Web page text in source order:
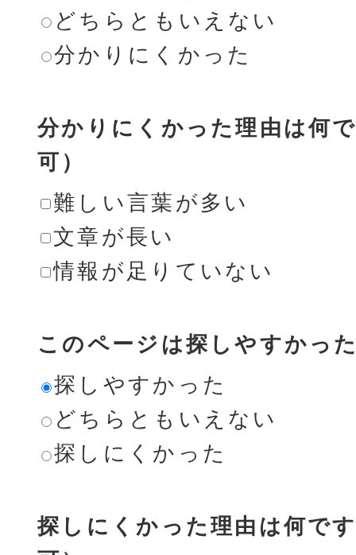
どちらともいえない
分かりにくかった
分かりにくかった理由は何
可）
難しい言葉が多い
文章が長い
情報が足りていない
このページは探しやすかっ
探しやすかった
どちらともいえない
探しにくかった
探しにくかった理由は何で